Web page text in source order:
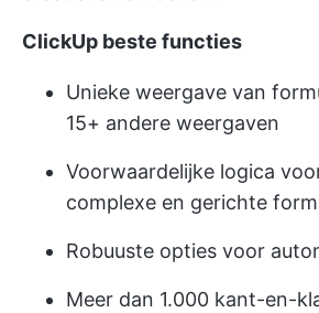
ClickUp beste functies
Unieke weergave van
15+ andere weergaven
Voorwaardelijke logica
complexe en gerichte
Robuuste opties voor
Meer dan 1.000 kant-en-